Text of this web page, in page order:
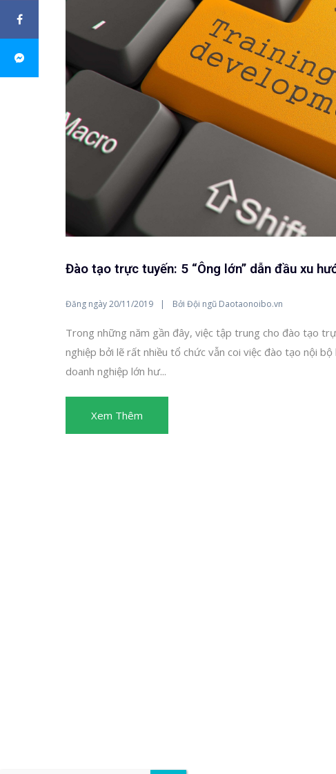
Đào tạo trực tuyến: 5 “Ông lớn” dẫn đầu xu
Đăng ngày20/11/2019 Bởi Đội ngũ Daotaonoibo.vn
Trong những năm gần đây, việc tập trung cho đào tạo
nghiệp bởi lẽ rất nhiều tổ chức vẫn coi việc đào tạo nội
doanh nghiệp lớn hư...
Xem Thêm